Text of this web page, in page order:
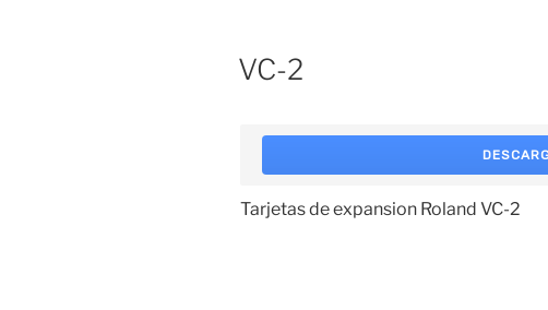
VC-2
Tarjetas de expansion Roland VC-2